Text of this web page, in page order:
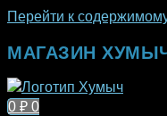
Перейти к
МАГАЗИН
0 ₽ 0